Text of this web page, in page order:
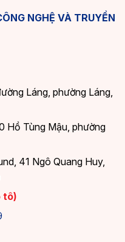
NGHỆ VÀ TRUYỀN
Láng, phường Láng,
Hồ Tùng Mậu, phường
41 Ngô Quang Huy,
tô)